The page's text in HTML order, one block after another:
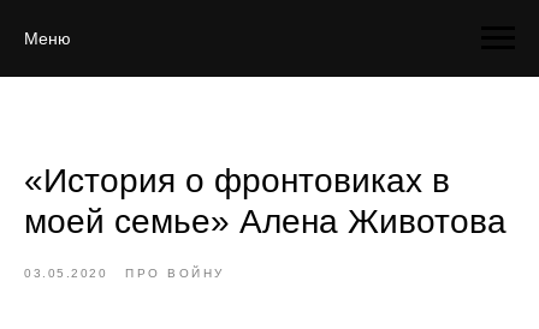
Меню
«История о фронтовиках в
моей семье» Алена Животова
03.05.2020 ПРО ВОЙНУ